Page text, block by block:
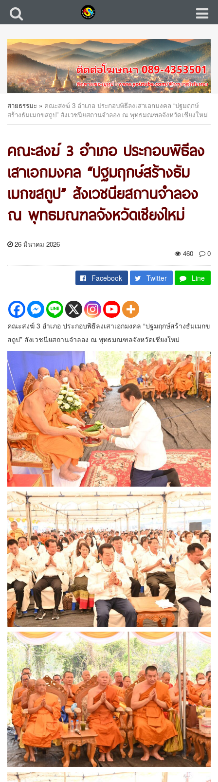
สายธรรมะ » คณะสงฆ์ 3 อำเภอ ประกอบพิธีลงเสาเอกมงคล “ปฐมฤกษ์
สร้างธัมเมกขสถูป” สังเวชนียสถานจำลอง ณ พุทธมณฑลจังหวัดเชียงใหม่
คณะสงฆ์ 3 อำเภอ ประกอบพิธีลง
เสาเอกมงคล “ปฐมฤกษ์สร้างธัม
เมกขสถูป” สังเวชนียสถานจำลอง
ณ พุทธมณฑลจังหวัดเชียงใหม่
26 มีนาคม 2026
460
0
Facebook Twitter Line
คณะสงฆ์ 3 อำเภอ ประกอบพิธีลงเสาเอกมงคล “ปฐมฤกษ์สร้างธัมเมกข
สถูป” สังเวชนียสถานจำลอง ณ พุทธมณฑลจังหวัดเชียงใหม่